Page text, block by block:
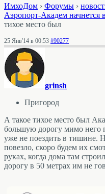
ИмхоДом › Форумы ›
Аэропорт-Академ начнется
тихое место был
25 Янв'14 в 00:53 #90277
grinsh
Пригород
А такое тихое место был
большую дорогу мимо него
уже не поездить в тишине.
повезло, скоро будем их
руках, когда дома там
дорогу в 50 метрах им не